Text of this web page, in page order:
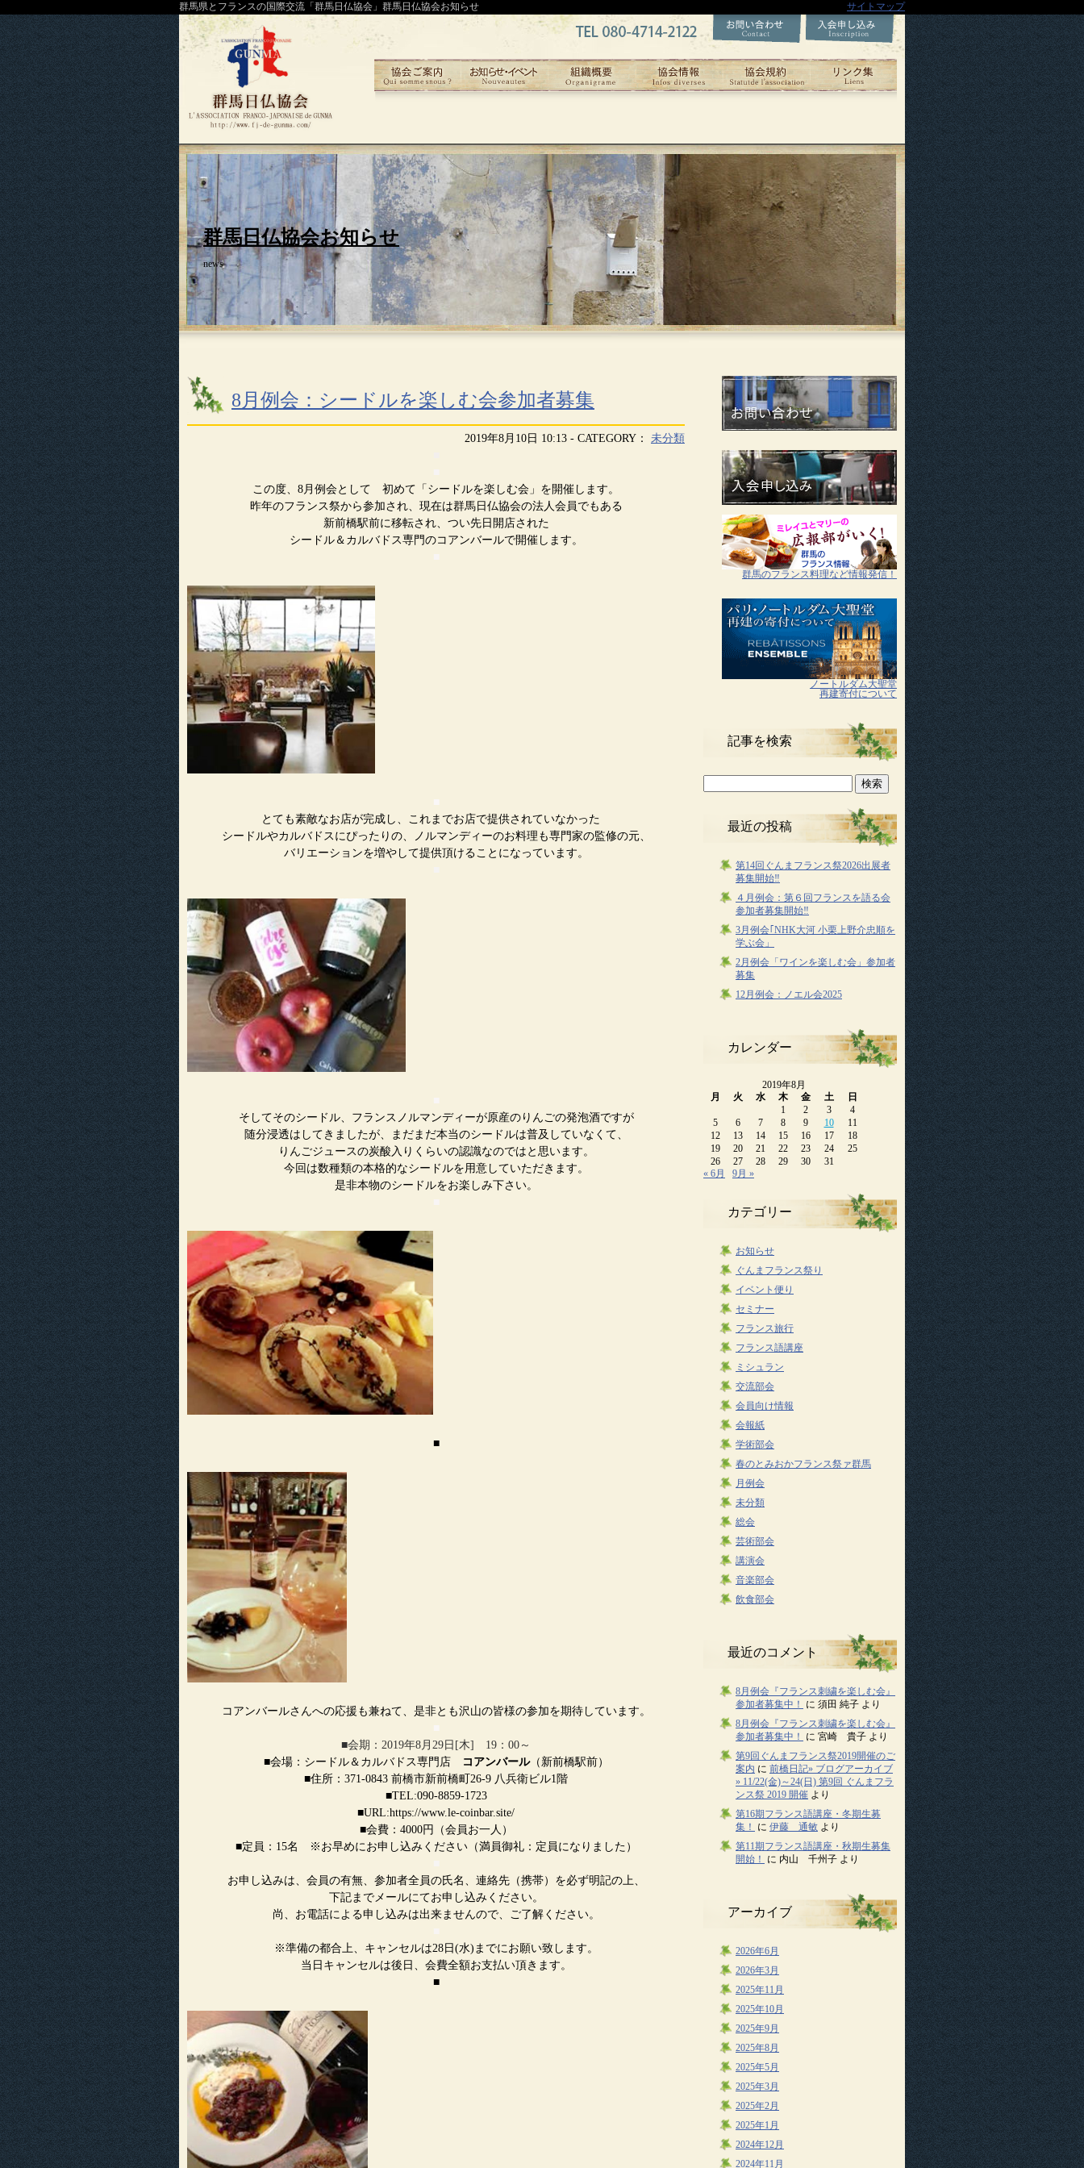
群馬県とフランスの国際交流「群馬日仏協会」群馬日仏協会お知らせ サイトマップ
群馬日仏協会お知らせ
news
8月例会：シードルを楽しむ会参加者募集
2019年8月10日 10:13 - CATEGORY： 未分類
この度、8月例会として 初めて「シードルを楽しむ会」を開催します。
昨年のフランス祭から参加され、現在は群馬日仏協会の法人会員でもある
新前橋駅前に移転され、つい先日開店された
シードル＆カルバドス専門のコアンバールで開催します。
■
とても素敵なお店が完成し、これまでお店で提供されていなかった
シードルやカルバドスにぴったりの、ノルマンディーのお料理も専門家の監修の元、
バリエーションを増やして提供頂けることになっています。
そしてそのシードル、フランスノルマンディーが原産のりんごの発泡酒ですが
随分浸透はしてきましたが、まだまだ本当のシードルは普及していなくて、
りんごジュースの炭酸入りくらいの認識なのではと思います。
今回は数種類の本格的なシードルを用意していただきます。
是非本物のシードルをお楽しみ下さい。
■
コアンバールさんへの応援も兼ねて、是非とも沢山の皆様の参加を期待しています。
■会期：2019年8月29日[木] 19：00～
■会場：シードル＆カルバドス専門店
コアンバール（新前橋駅前）
■住所：371-0843 前橋市新前橋町26-9 八兵衛ビル1階
■TEL:090-8859-1723
■URL:https://www.le-coinbar.site/
■会費：4000円（会員お一人）
■定員：15名 ※お早めにお申し込みください（満員御礼：定員になりました）
お申し込みは、会員の有無、参加者全員の氏名、連絡先（携帯）を必ず明記の上、
下記までメールにてお申し込みください。
尚、お電話による申し込みは出来ませんので、ご了解ください。
※準備の都合上、キャンセルは28日(水)までにお願い致します。
当日キャンセルは後日、会費全額お支払い頂きます。
■
群馬のフランス料理など情報発信！
ノートルダム大聖堂
再建寄付について
記事を検索
検
最近の投稿
第14回ぐんまフランス祭2026出展者
募集開始‼
４月例会：第６回フランスを語る会
参加者募集開始‼
3月例会｢NHK大河 小栗上野介忠順を
学ぶ会」
2月例会「ワインを楽しむ会」参加者
募集
12月例会：ノエル会2025
カレンダー
2019年8月
月
火 水 木 金 土
日
1
2 3
4
5
6 7 8 9 10
11
12
13 14 15 16 17
18
19
20 21 22 23 24
25
26
27 28 29 30
31
« 6月
9月 »
カテゴリー
お知らせ
ぐんまフランス祭り
イベント便り
セミナー
フランス旅行
フランス語講座
ミシュラン
交流部会
会員向け情報
会報紙
学術部会
春のとみおかフランス祭ァ群馬
月例会
未分類
総会
芸術部会
講演会
音楽部会
飲食部会
最近のコメント
8月例会『フランス刺繍を楽しむ会』
参加者募集中！
に 須田 純子 より
8月例会『フランス刺繍を楽しむ会』
参加者募集中！
に 宮崎 貴子 より
第9回ぐんまフランス祭2019開催のご
案内 に 前橋日記» ブログアーカイブ
» 11/22(金)～24(日) 第9回 ぐんまフラ
ンス祭 2019 開催 より
第16期フランス語講座・冬期生募
集！
に 伊藤 通敏 より
第11期フランス語講座・秋期生募集
開始！
に 内山 千州子 より
アーカイブ
2026年6月
2026年3月
2025年11月
2025年10月
2025年9月
2025年8月
2025年5月
2025年3月
2025年2月
2025年1月
2024年12月
2024年11月